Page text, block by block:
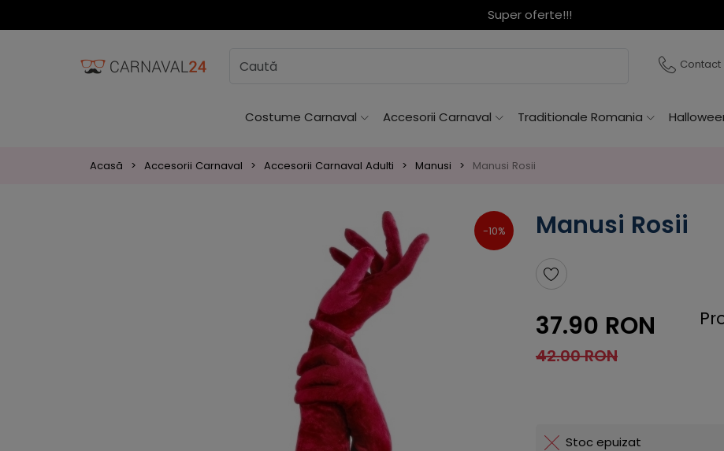
Super oferte!!!
Contact
Costume Carnaval Accesorii Carnaval Traditionale Romania
Acasă Accesorii Carnaval Accesorii Carnaval Adulti Manusi Manusi Rosii
-10% Manusi Rosii
37.90 RON
42.00 RON
Stoc epuizat